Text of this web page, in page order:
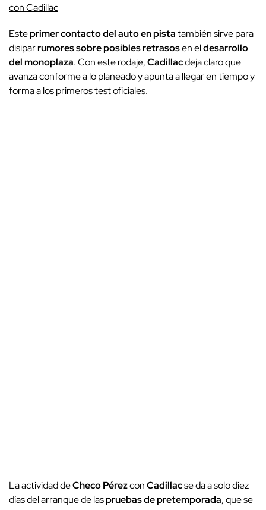
con Cadillac
Esteprimer contacto del auto en pistatambién sirve para
disiparrumores sobre posibles retrasosen eldesarrollo
del monoplaza. Con este rodaje,Cadillacdeja claro que
avanza conforme a lo planeado y apunta a llegar en tiempo y
forma a los primeros test oficiales.
La actividad deCheco PérezconCadillacse da a solo diez
días del arranque de laspruebas de pretemporada, que se